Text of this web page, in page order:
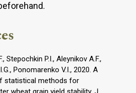
Stepochkin P.I., Aleynikov A.F.,
Ponomarenko V.I., 2020. A
statistical methods for